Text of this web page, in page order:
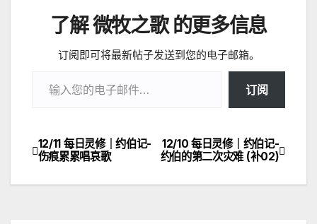
了解 微牧之歌 的更多信息
订阅即可将最新帖子发送到您的电子邮箱。
订阅
文
章
12/10 每日灵修｜约伯记-
约伯的第二次灾难 (补02)
12/11 每日灵修｜约伯记-
伤痕累累唱哀歌